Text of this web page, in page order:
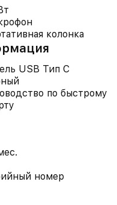
колонка
USB Тип C
по быстрому
номер